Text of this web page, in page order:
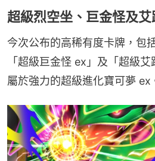
超級烈空坐、巨金怪及艾
今次公布的高稀有度卡牌，包
「超級巨金怪 ex」及「超級
屬於強力的超級進化寶可夢 ex